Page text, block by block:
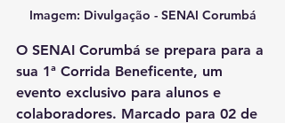
Imagem: Divulgação - SENAI Corumbá
O SENAI Corumbá se prepara para a
sua 1ª Corrida Beneficente, um
evento exclusivo para alunos e
colaboradores. Marcado para 02 de